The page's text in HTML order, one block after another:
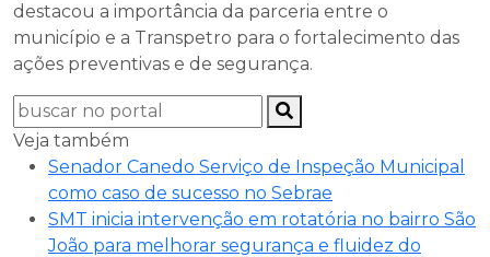
destacou a importância da parceria entre o
município e a Transpetro para o fortalecimento das
ações preventivas e de segurança.
Veja também
Senador Canedo Serviço de Inspeção Municipal
como caso de sucesso no Sebrae
SMT inicia intervenção em rotatória no bairro São
João para melhorar segurança e fluidez do